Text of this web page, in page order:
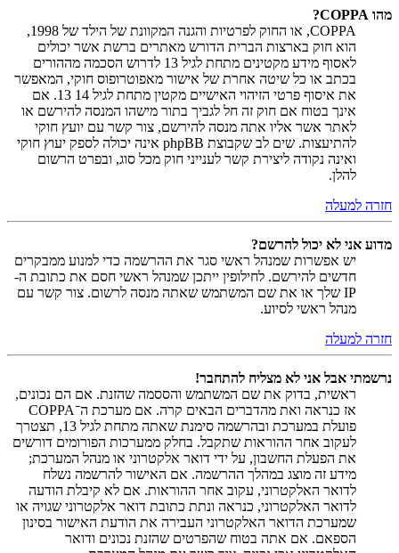
מהו COPPA?
COPPA, או החוק לפרטיות והגנה המקוונת של הילד של 1998,
הוא חוק בארצות הברית הדורש מאתרים ברשת אשר יכולים
לאסוף מידע מקטינים מתחת לגיל 13 לדרוש הסכמה מההורים
בכתב או כל שיטה אחרת של אישור מאפוטרופוס חוקי, המאפשר
את איסוף פרטי הזיהוי האישיים מקטין מתחת לגיל 14 13. אם
אינך בטוח אם חוק זה חל לגביך בתור מישהו המנסה להירשם או
לאתר אשר אליו אתה מנסה להירשם, צור קשר עם יועץ חוקי
להתיעצות. שים לב שקבוצת phpBB אינה יכולה לספק יעוץ חוקי
ואינה נקודה ליצירת קשר לענייני חוק מכל סוג, ובפרט הרשום
להלן.
חזרה למעלה
מדוע אני לא יכול להרשם?
יש אפשרות שמנהל ראשי סגר את ההרשמה כדי למנוע ממבקרים
חדשים להירשם. לחילופין ייתכן שמנהל ראשי חסם את כתובת ה-
IP שלך או את שם המשתמש שאתה מנסה לרשום. צור קשר עם
מנהל ראשי לסיוע.
חזרה למעלה
נרשמתי אבל אני לא מצליח להתחבר!
ראשית, בדוק את שם המשתמש והססמה שהזנת. אם הם נכונים,
אז כנראה ואת מהדברים הבאים קרה. אם מערכת ה־COPPA
פועלת במערכת ובהרשמה סימנת שאתה מתחת לגיל 13, תצטרך
לעקוב אחר ההוראות שתקבל. בחלק ממערכות הפורומים דורשים
את הפעלת החשבון, על ידי דואר אלקטרוני או מנהל המערכת;
מידע זה מוצג במהלך ההרשמה. אם האישור להרשמה נשלח
לדואר האלקטרוני, עקוב אחר ההוראות. אם לא קיבלת הודעה
לדואר האלקטרוני, כנראה ונתת כתובת דואר אלקטרוני שגויה או
שמערכת הדואר האלקטרוני העבירה את הודעת האישור בסינון
הספאם. אם אתה בטוח שהפרטים שהזנת נכונים ודואר